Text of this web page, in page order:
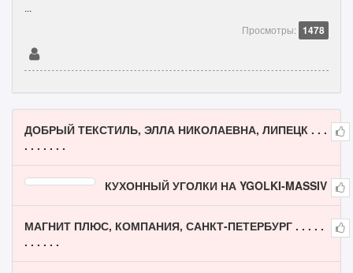
...
Просмотры: 1478
ДОБРЫЙ ТЕКСТИЛЬ, ЭЛЛА НИКОЛАЕВНА, ЛИПЕЦК . . .
. . . . . . .
КУХОННЫЙ УГОЛКИ НА YGOLKI-MASSIV
МАГНИТ ПЛЮС, КОМПАНИЯ, САНКТ-ПЕТЕРБУРГ . . . . .
. . . . . .